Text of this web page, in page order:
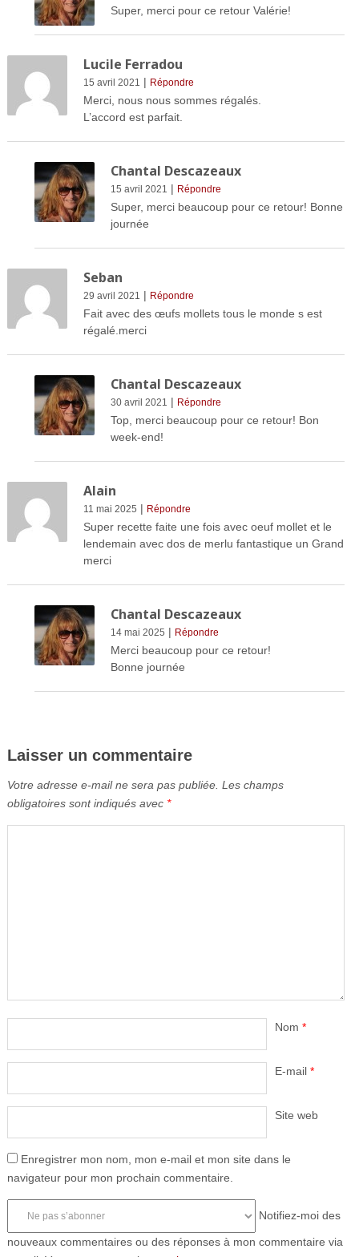
Super, merci pour ce retour Valérie!
Lucile Ferradou
15 avril 2021 | Répondre
Merci, nous nous sommes régalés.
L’accord est parfait.
Chantal Descazeaux
15 avril 2021 | Répondre
Super, merci beaucoup pour ce retour! Bonne
journée
Seban
29 avril 2021 | Répondre
Fait avec des œufs mollets tous le monde s est
régalé.merci
Chantal Descazeaux
30 avril 2021 | Répondre
Top, merci beaucoup pour ce retour! Bon
week-end!
Alain
11 mai 2025 | Répondre
Super recette faite une fois avec oeuf mollet et le
lendemain avec dos de merlu fantastique un Grand
merci
Chantal Descazeaux
14 mai 2025 | Répondre
Merci beaucoup pour ce retour!
Bonne journée
Laisser un commentaire
Votre adresse e-mail ne sera pas publiée. Les champs
obligatoires sont indiqués avec *
Nom *
E-mail *
Site web
Enregistrer mon nom, mon e-mail et mon site dans le
navigateur pour mon prochain commentaire.
Notifiez-moi des
nouveaux commentaires ou des réponses à mon commentaire via